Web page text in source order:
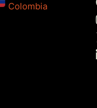
Colombia